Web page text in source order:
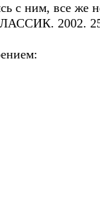
с ним, все же
2002.